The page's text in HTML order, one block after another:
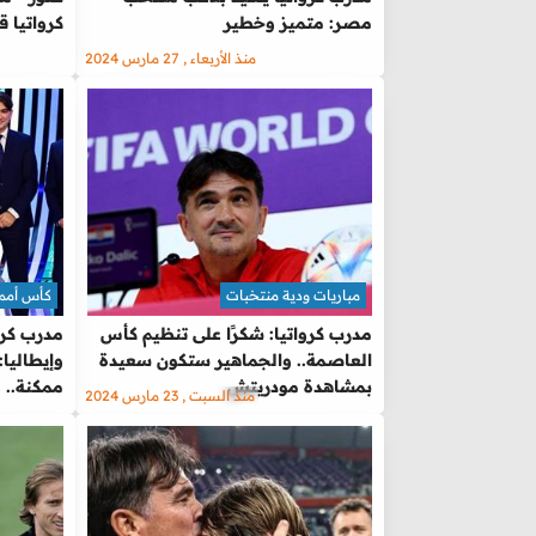
مصر: متميز وخطير
منذ الأربعاء , 27 مارس 2024
مدرب كرواتيا: شكرًا على تنظيم كأس
العاصمة.. والجماهير ستكون سعيدة
بمشاهدة مودريتش
مباريات ودية منتخبات
منذ السبت , 23 مارس 2024
مدرب
ممكنة..
كأس أمم